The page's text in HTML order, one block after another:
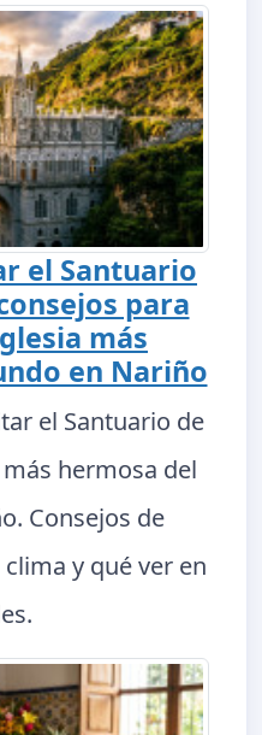
el Santuario
para
más
en Nariño
el Santuario de
más hermosa del
Consejos de
y qué ver en